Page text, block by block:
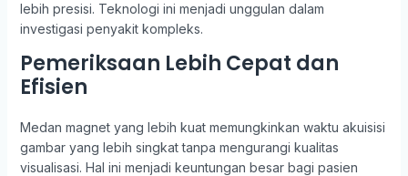
lebih presisi. Teknologi ini menjadi unggulan dalam
investigasi penyakit kompleks.
Pemeriksaan Lebih Cepat dan
Efisien
Medan magnet yang lebih kuat memungkinkan waktu akuisisi
gambar yang lebih singkat tanpa mengurangi kualitas
visualisasi. Hal ini menjadi keuntungan besar bagi pasien